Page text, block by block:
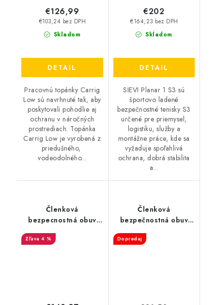
Skladom
€103,24 bez DPH
€126,99
DETAIL
Pracovnú topánky Carrig
Low sú navrhnuté tak, aby
poskytovali pohodlie aj
ochranu v náročných
prostrediach. Topánka
Carrig Low je vyrobená z
priedušného, ​​
vodeodolného...
Skladom
€164,23 bez DPH
€202
DETAIL
SIEVI Planar 1 S3 sú
športovo ladené
bezpečnostné tenisky S3
určené pre priemysel,
logistiku, služby a
montážne práce, kde sa
vyžaduje spoľahlivá
ochrana, dobrá stabilita
a...
Členková
bezpecnostná obuv
BIRKENSTOCK -
Birkenstock QS 700 NL
4 %
Členková
bezpečnostná obuv
CXS - Dog Malamute S3
Dopredaj